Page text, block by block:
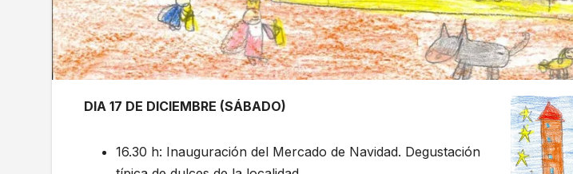
DIA 17 DE DICIEMBRE (SÁBADO)
16.30 h: Inauguración del Mercado de Navidad. Degustación